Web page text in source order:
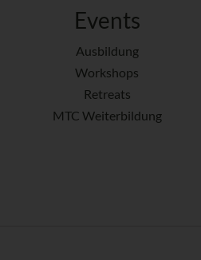
Events
Ausbildung
Workshops
Retreats
MTC Weiterbildung